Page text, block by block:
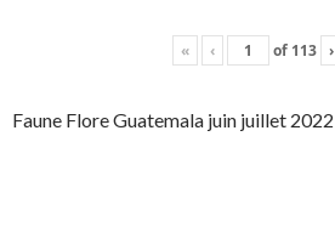
« ‹ of 113 ›
Faune Flore Guatemala juin juillet 2022